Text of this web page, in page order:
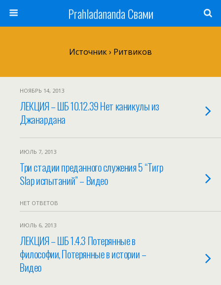
Prahladananda Свами
Источник › Ритвиков
НОЯБРЬ 14, 2013
ЛЕКЦИЯ – ШБ 10.12.39 Нет каникулы из
Джанардана
ИЮЛЬ 7, 2013
Три стадии преданного служения 5 “Тигр
Slap испытаний” – Видео
НЕТ ОТВЕТОВ
ИЮЛЬ 6, 2013
ЛЕКЦИЯ – ШБ 1.4.3 Потерянные в
философии, Потерянные в истории –
Видео